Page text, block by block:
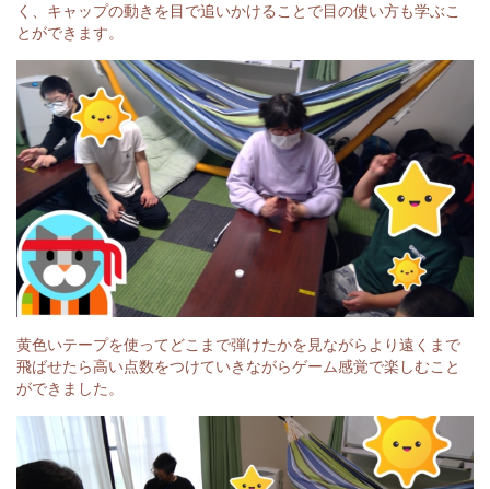
く、キャップの動きを目で追いかけることで目の使い方も学ぶこ
とができます。
黄色いテープを使ってどこまで弾けたかを見ながらより遠くまで
飛ばせたら高い点数をつけていきながらゲーム感覚で楽しむこと
ができました。